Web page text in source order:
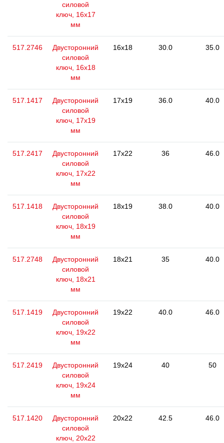
силовой
ключ, 16x17
мм
517.2746
Двусторонний
силовой
ключ, 16x18
мм
16x18 30.0 35.0
517.1417
Двусторонний
силовой
ключ, 17x19
мм
17x19 36.0 40.0
517.2417
Двусторонний
силовой
ключ, 17x22
мм
17x22 36 46.0
517.1418
Двусторонний
силовой
ключ, 18x19
мм
18x19 38.0 40.0
517.2748
Двусторонний
силовой
ключ, 18x21
мм
18x21 35 40.0
517.1419
Двусторонний
силовой
ключ, 19x22
мм
19x22 40.0 46.0
517.2419
Двусторонний
силовой
ключ, 19x24
мм
19x24 40 50
517.1420
Двусторонний
силовой
ключ, 20x22
20x22 42.5 46.0